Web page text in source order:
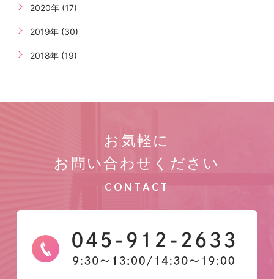
2020年 (17)
2019年 (30)
2018年 (19)
お気軽に
お問い合わせください
CONTACT